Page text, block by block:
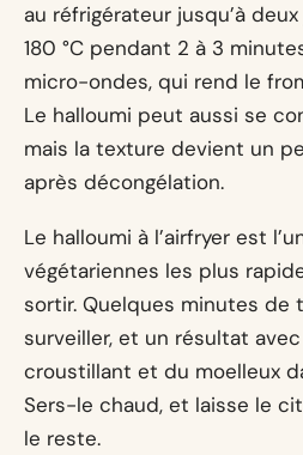
au réfrigérateur jusqu’à
180 °C pendant 2 à 3
micro-ondes, qui rend le
Le halloumi peut aussi se
mais la texture devient un
après décongélation.
Le halloumi à l’airfryer est
végétariennes les plus
sortir. Quelques minutes de
surveiller, et un résultat
croustillant et du moelleux
Sers-le chaud, et laisse le
le reste.